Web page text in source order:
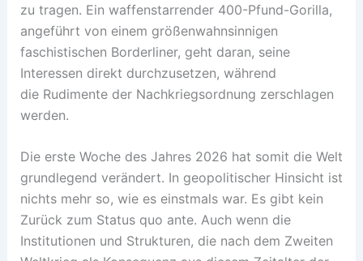
zu tragen. Ein waffenstarrender 400-Pfund-Gorilla,
angeführt von einem größenwahnsinnigen
faschistischen Borderliner, geht daran, seine
Interessen direkt durchzusetzen, während
die Rudimente der Nachkriegsordnung zerschlagen
werden.
Die erste Woche des Jahres 2026 hat somit die Welt
grundlegend verändert. In geopolitischer Hinsicht ist
nichts mehr so, wie es einstmals war. Es gibt kein
Zurück zum Status quo ante. Auch wenn die
Institutionen und Strukturen, die nach dem Zweiten